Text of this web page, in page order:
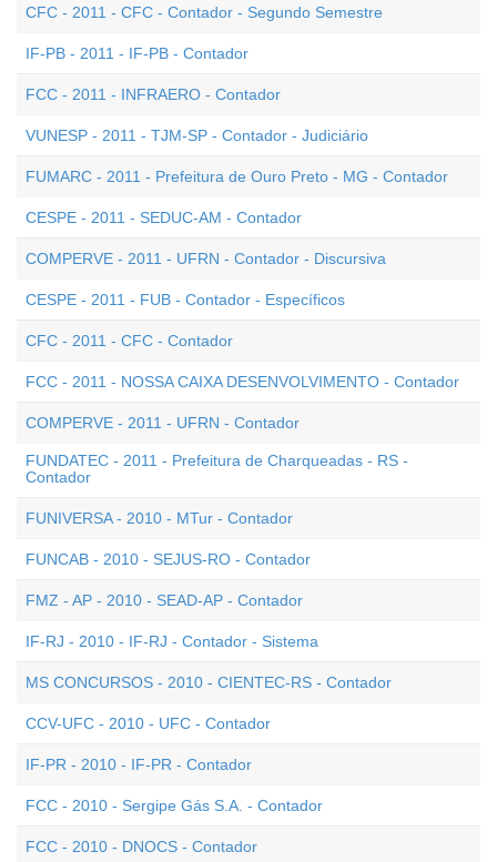
CFC - 2011 - CFC - Contador - Segundo Semestre
IF-PB - 2011 - IF-PB - Contador
FCC - 2011 - INFRAERO - Contador
VUNESP - 2011 - TJM-SP - Contador - Judiciário
FUMARC - 2011 - Prefeitura de Ouro Preto - MG - Contador
CESPE - 2011 - SEDUC-AM - Contador
COMPERVE - 2011 - UFRN - Contador - Discursiva
CESPE - 2011 - FUB - Contador - Específicos
CFC - 2011 - CFC - Contador
FCC - 2011 - NOSSA CAIXA DESENVOLVIMENTO - Contador
COMPERVE - 2011 - UFRN - Contador
FUNDATEC - 2011 - Prefeitura de Charqueadas - RS -
Contador
FUNIVERSA - 2010 - MTur - Contador
FUNCAB - 2010 - SEJUS-RO - Contador
FMZ - AP - 2010 - SEAD-AP - Contador
IF-RJ - 2010 - IF-RJ - Contador - Sistema
MS CONCURSOS - 2010 - CIENTEC-RS - Contador
CCV-UFC - 2010 - UFC - Contador
IF-PR - 2010 - IF-PR - Contador
FCC - 2010 - Sergipe Gás S.A. - Contador
FCC - 2010 - DNOCS - Contador